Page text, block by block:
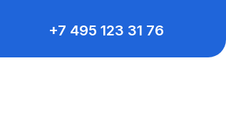
+7 495 123 31 76